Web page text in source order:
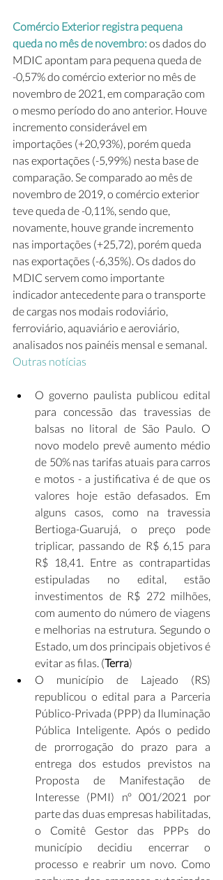
Comércio Exterior registra pequena
queda no mês de novembro: os dados do
MDIC apontam para pequena queda de
-0,57% do comércio exterior no mês de
novembro de 2021, em comparação com
o mesmo período do ano anterior. Houve
incremento considerável em
importações (+20,93%), porém queda
nas exportações (-5,99%) nesta base de
comparação. Se comparado ao mês de
novembro de 2019, o comércio exterior
teve queda de -0,11%, sendo que,
novamente, houve grande incremento
nas importações (+25,72), porém queda
nas exportações (-6,35%). Os dados do
MDIC servem como importante
indicador antecedente para o transporte
de cargas nos modais rodoviário,
ferroviário, aquaviário e aeroviário,
analisados nos painéis mensal e semanal.
Outras notícias
O governo paulista publicou edital
para concessão das travessias de
balsas no litoral de São Paulo. O
novo modelo prevê aumento médio
de 50% nas tarifas atuais para carros
e motos - a justificativa é de que os
valores hoje estão defasados. Em
alguns casos, como na travessia
Bertioga-Guarujá, o preço pode
triplicar, passando de R$ 6,15 para
R$ 18,41. Entre as contrapartidas
estipuladas no edital, estão
investimentos de R$ 272 milhões,
com aumento do número de viagens
e melhorias na estrutura. Segundo o
Estado, um dos principais objetivos é
evitar as filas. (Terra)
O município de Lajeado (RS)
republicou o edital para a Parceria
Público-Privada (PPP) da Iluminação
Pública Inteligente. Após o pedido
de prorrogação do prazo para a
entrega dos estudos previstos na
Proposta de Manifestação de
Interesse (PMI) nº 001/2021 por
parte das duas empresas habilitadas,
o Comitê Gestor das PPPs do
município decidiu encerrar o
processo e reabrir um novo. Como